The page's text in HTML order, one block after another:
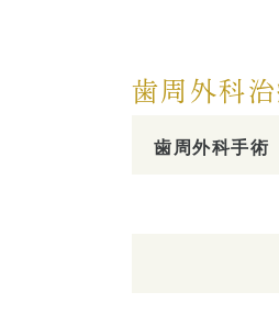
歯周外科治
歯周外科手術